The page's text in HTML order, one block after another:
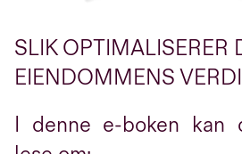
SLIK OPTIMALISERER
EIENDOMMENS VERDI
I denne e-boken kan